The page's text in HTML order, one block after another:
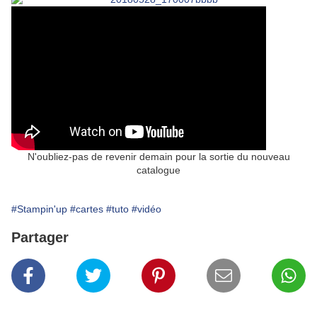
N'oubliez-pas de revenir demain pour la sortie du nouveau
catalogue
#Stampin'up #cartes #tuto #vidéo
Partager